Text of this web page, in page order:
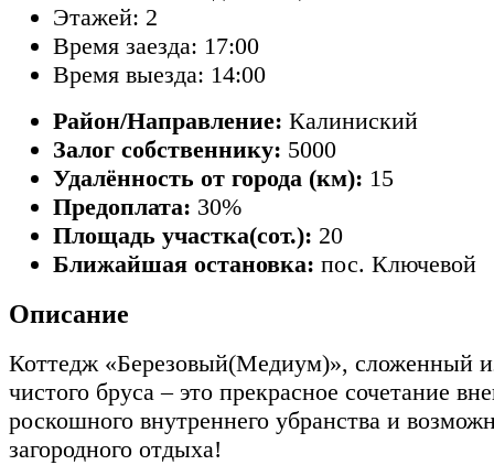
Этажей: 2
Время заезда: 17:00
Время выезда: 14:00
Район/Направление: Калиниский
Залог собственнику: 5000
Удалённость от города (км): 15
Предоплата: 30%
Площадь участка(сот.): 20
Ближайшая остановка: пос. Ключевой
Описание
Коттедж «Березовый(Медиум)», сложенный
чистого бруса – это прекрасное сочетание
роскошного внутреннего убранства и
загородного отдыха!